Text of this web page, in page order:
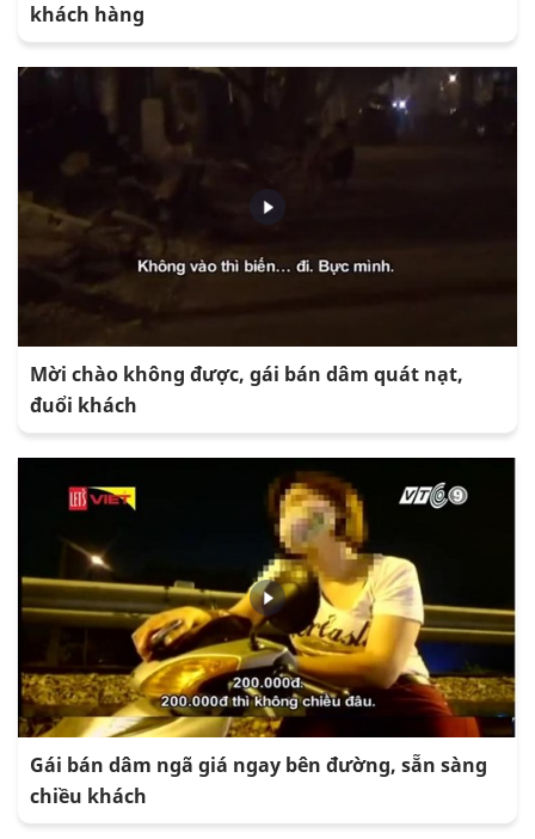
khách hàng
Mời chào không được, gái bán dâm quát nạt,
đuổi khách
Gái bán dâm ngã giá ngay bên đường, sẵn sàng
chiều khách